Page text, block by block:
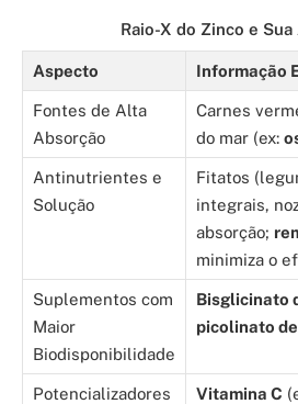
Raio-X do Zinco e Sua
Aspecto Informação
Fontes de Alta
Absorção
Carnes
do mar (ex:
Antinutrientes e
Solução
Fitatos
integrais,
absorção;
minimiza o
Suplementos com
Maior
Biodisponibilidade
Bisglicinato
picolinato
Potencializadores Vitamina C